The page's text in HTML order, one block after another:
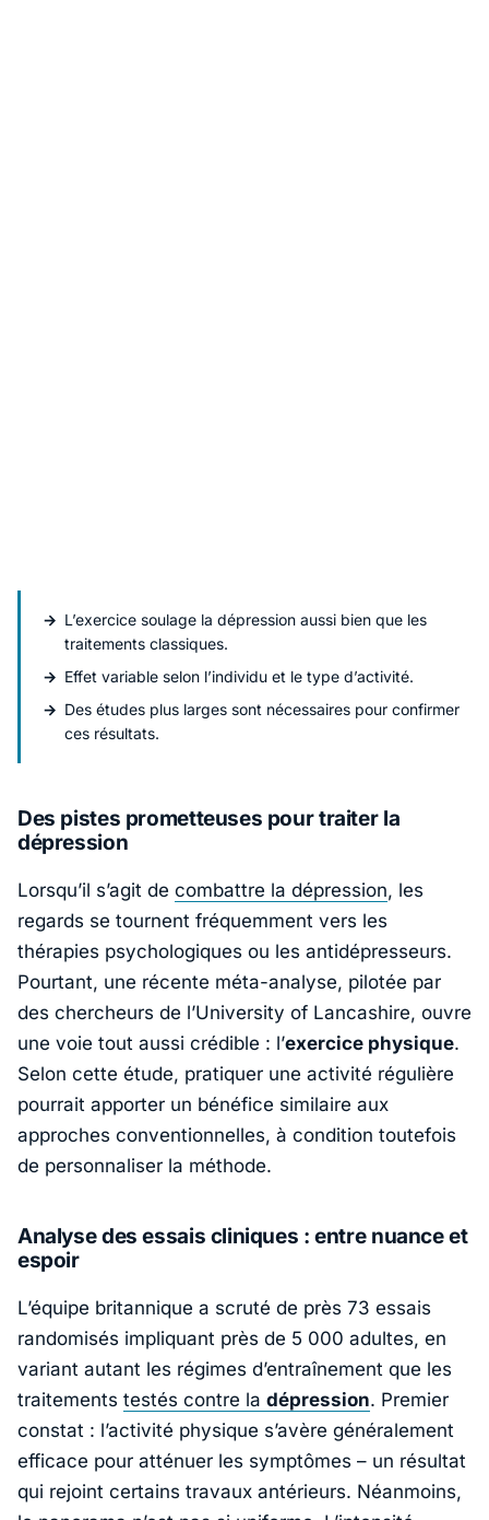
L’exercice soulage la dépression aussi bien que les
traitements classiques.
Effet variable selon l’individu et le type d’activité.
Des études plus larges sont nécessaires pour confirmer
ces résultats.
Des pistes prometteuses pour traiter la
dépression
Lorsqu’il s’agit de combattre la dépression, les
regards se tournent fréquemment vers les
thérapies psychologiques ou les antidépresseurs.
Pourtant, une récente méta-analyse, pilotée par
des chercheurs de l’University of Lancashire, ouvre
une voie tout aussi crédible : l’exercice physique.
Selon cette étude, pratiquer une activité régulière
pourrait apporter un bénéfice similaire aux
approches conventionnelles, à condition toutefois
de personnaliser la méthode.
Analyse des essais cliniques : entre nuance et
espoir
L’équipe britannique a scruté de près 73 essais
randomisés impliquant près de 5 000 adultes, en
variant autant les régimes d’entraînement que les
traitements testés contre la dépression. Premier
constat : l’activité physique s’avère généralement
efficace pour atténuer les symptômes – un résultat
qui rejoint certains travaux antérieurs. Néanmoins,